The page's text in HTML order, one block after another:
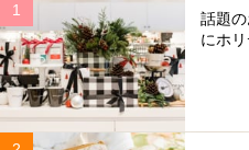
話題
にホ